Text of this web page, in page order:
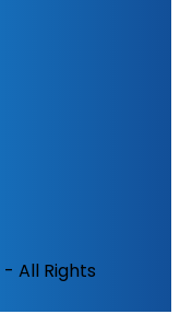
All Rights